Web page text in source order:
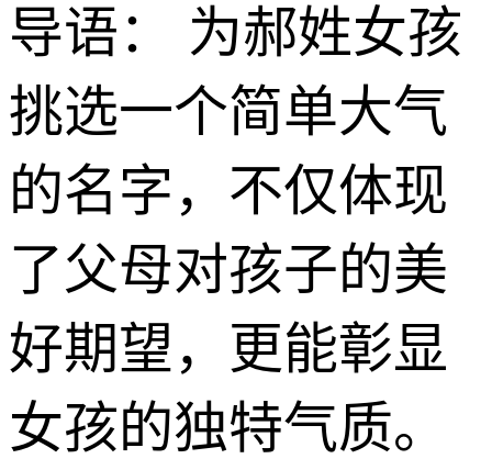
导语： 为郝姓女孩
挑选一个简单大气
的名字，不仅体现
了父母对孩子的美
好期望，更能彰显
女孩的独特气质。